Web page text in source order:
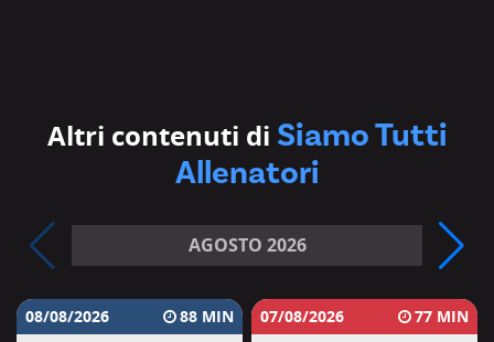
Altri contenuti di Siamo Tutti
Allenatori
AGOSTO 2026
08/08/2026 88 07/08/2026 77